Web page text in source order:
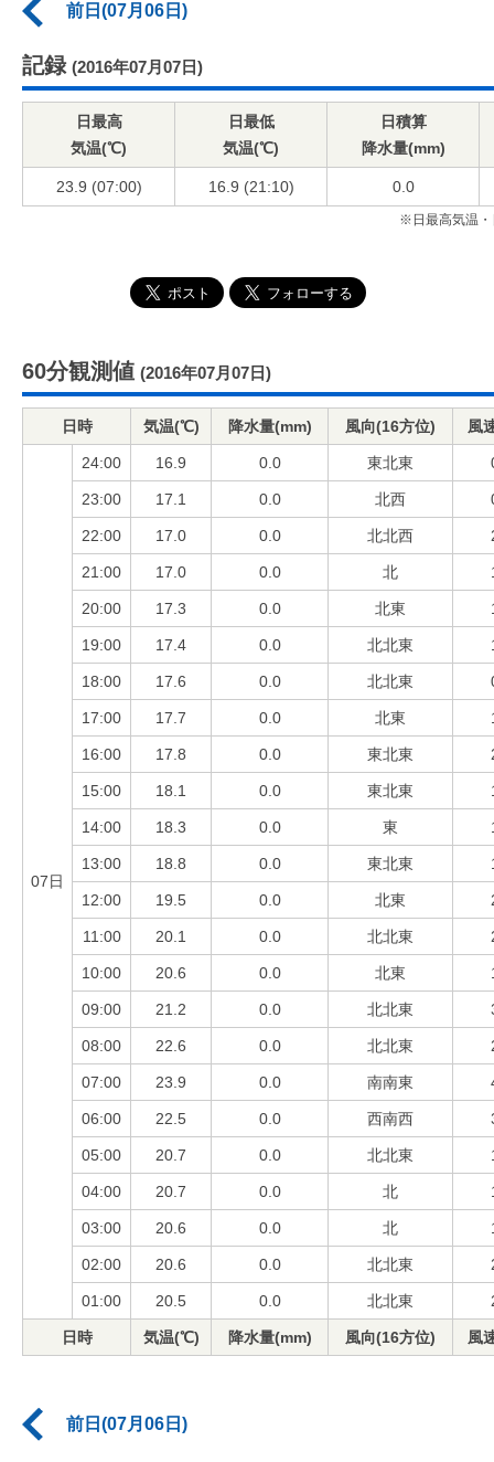
前日(07月06日)
記録 (2016年07月07日)
日最高
気温(℃)
日最低
気温(℃)
日積算
降水量(mm)
23.9 (07:00) 16.9 (21:10) 0.0
※日最高気温・
60分観測値 (2016年07月07日)
日時 気温(℃) 降水量(mm) 風向(16方位) 風
07日
24:00 16.9 0.0 東北東
23:00 17.1 0.0 北西
22:00 17.0 0.0 北北西
21:00 17.0 0.0 北
20:00 17.3 0.0 北東
19:00 17.4 0.0 北北東
18:00 17.6 0.0 北北東
17:00 17.7 0.0 北東
16:00 17.8 0.0 東北東
15:00 18.1 0.0 東北東
14:00 18.3 0.0 東
13:00 18.8 0.0 東北東
12:00 19.5 0.0 北東
11:00 20.1 0.0 北北東
10:00 20.6 0.0 北東
09:00 21.2 0.0 北北東
08:00 22.6 0.0 北北東
07:00 23.9 0.0 南南東
06:00 22.5 0.0 西南西
05:00 20.7 0.0 北北東
04:00 20.7 0.0 北
03:00 20.6 0.0 北
02:00 20.6 0.0 北北東
01:00 20.5 0.0 北北東
日時 気温(℃) 降水量(mm) 風向(16方位) 風
前日(07月06日)